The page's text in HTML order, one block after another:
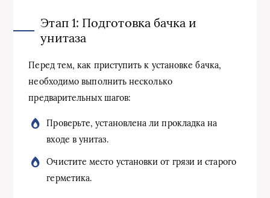
Этап 1: Подготовка бачка и
унитаза
Перед тем, как приступить к установке бачка,
необходимо выполнить несколько
предварительных шагов:
Проверьте, установлена ли прокладка на
входе в унитаз.
Очистите место установки от грязи и старого
герметика.